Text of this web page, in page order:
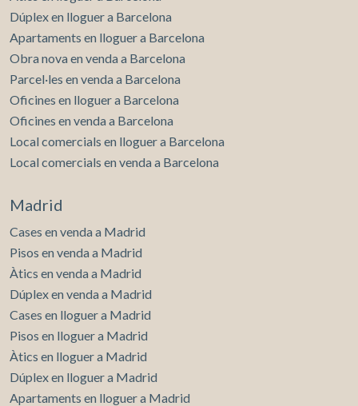
Dúplex en lloguer a Barcelona
Apartaments en lloguer a Barcelona
Obra nova en venda a Barcelona
Parcel·les en venda a Barcelona
Oficines en lloguer a Barcelona
Oficines en venda a Barcelona
Local comercials en lloguer a Barcelona
Local comercials en venda a Barcelona
Madrid
Cases en venda a Madrid
Pisos en venda a Madrid
Àtics en venda a Madrid
Dúplex en venda a Madrid
Cases en lloguer a Madrid
Pisos en lloguer a Madrid
Àtics en lloguer a Madrid
Dúplex en lloguer a Madrid
Apartaments en lloguer a Madrid